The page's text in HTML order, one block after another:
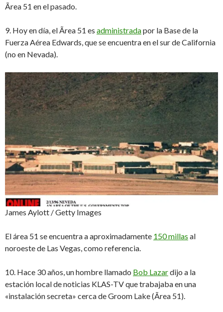
Ãrea 51 en el pasado.
9. Hoy en día, el Ãrea 51 es administradapor la Base de la
Fuerza Aérea Edwards, que se encuentra en el sur de California
(no en Nevada).
James Aylott / Getty Images
El área 51 se encuentra a aproximadamente 150 millas al
noroeste de Las Vegas, como referencia.
10. Hace 30 años, un hombre llamado Bob Lazardijo a la
estación local de noticias KLAS-TV que trabajaba en una
«instalación secreta» cerca de Groom Lake (Ãrea 51).